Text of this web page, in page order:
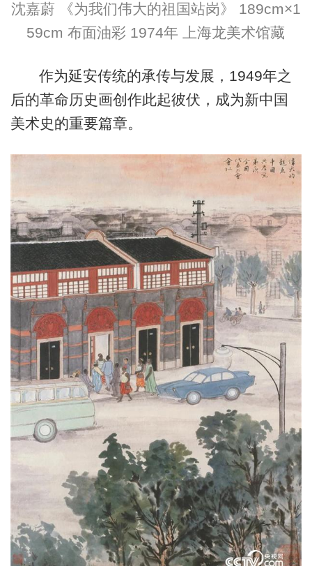
沈嘉蔚 《为我们伟大的祖国站岗》 189cm×1
59cm 布面油彩 1974年 上海龙美术馆藏
作为延安传统的承传与发展，1949年之
后的革命历史画创作此起彼伏，成为新中国
美术史的重要篇章。